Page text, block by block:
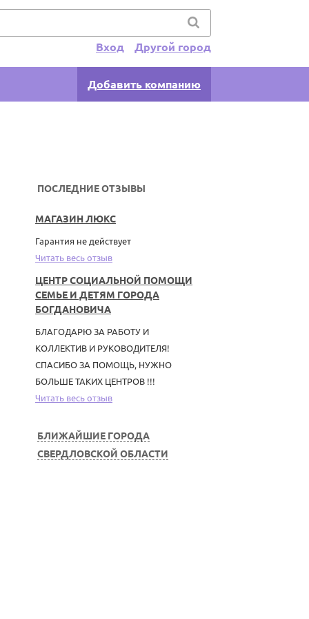
Другой город
Вход
Добавить компанию
ПОСЛЕДНИЕ ОТЗЫВЫ
МАГАЗИН ЛЮКС
Гарантия не действует
Читать весь отзыв
ЦЕНТР СОЦИАЛЬНОЙ ПОМОЩИ
СЕМЬЕ И ДЕТЯМ ГОРОДА
БОГДАНОВИЧА
БЛАГОДАРЮ ЗА РАБОТУ И
КОЛЛЕКТИВ И РУКОВОДИТЕЛЯ!
СПАСИБО ЗА ПОМОЩЬ, НУЖНО
БОЛЬШЕ ТАКИХ ЦЕНТРОВ !!!
Читать весь отзыв
БЛИЖАЙШИЕ ГОРОДА
СВЕРДЛОВСКОЙ ОБЛАСТИ